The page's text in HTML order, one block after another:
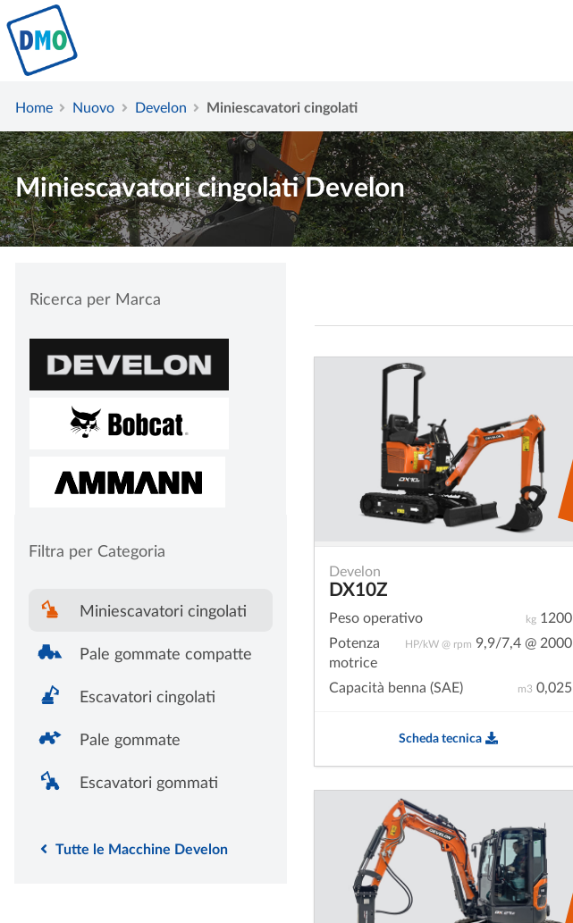
Home Nuovo Develon Miniescavatori cingolati
Miniescavatori cingolati Develon
Ricerca per Marca
Filtra per Categoria
Miniescavatori cingolati
Pale gommate compatte
Escavatori cingolati
Pale gommate
Escavatori gommati
Tutte le Macchine Develon
Develon
DX10Z
kg1200
Peso operativo
HP/kW @ rpm 9,9/7,4 @ 2000
Potenza
motrice
m3 0,025
Capacità benna (SAE)
Scheda tecnica